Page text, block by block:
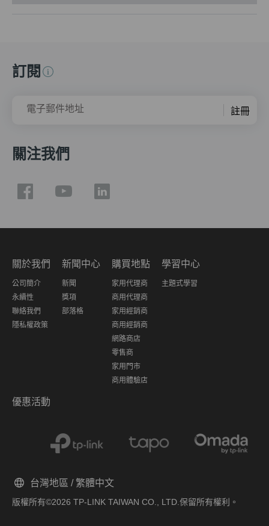
訂閱
電子郵件地址 註冊
關注我們
關於我們
公司簡介
永續性
聯絡我們
隱私權政策
新聞中心
新聞
獎項
部落格
購買地點
家用代理商
商用代理商
家用經銷商
商用經銷商
網路商店
零售商
家用門市
商用體驗店
學習中心
主題式學習
優惠活動
版權所有©2026 TP-LINK TAIWAN CO., LTD.保留所有權利。
台灣地區 / 繁體中文